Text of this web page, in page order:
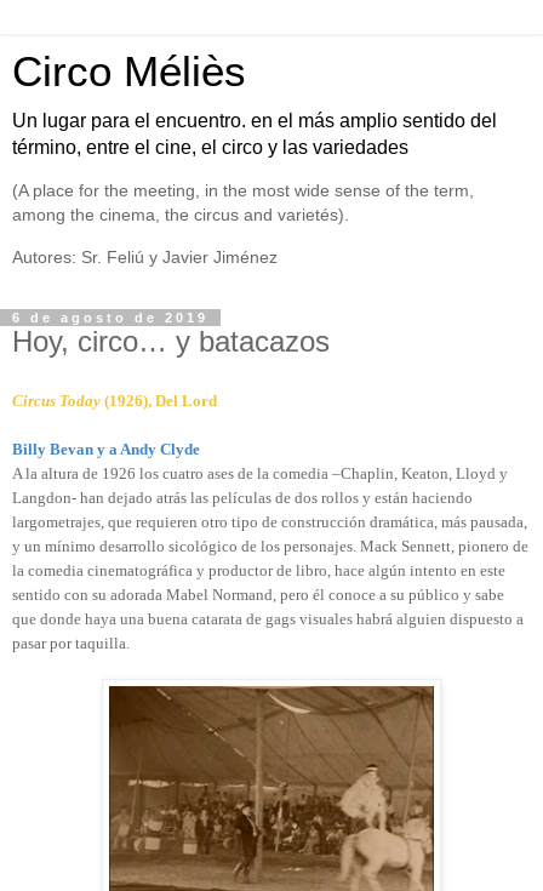
Circo Méliès
Un lugar para el encuentro. en el más amplio sentido del
término, entre el cine, el circo y las variedades
(A place for the meeting, in the most wide sense of the term,
among the cinema, the circus and varietés).
Autores: Sr. Feliú y Javier Jiménez
6 de agosto de 2019
Hoy, circo… y batacazos
Circus Today (1926), Del Lord
Billy Bevan y a Andy Clyde
A la altura de 1926 los cuatro ases de la comedia –Chaplin, Keaton, Lloyd y
Langdon- han dejado atrás las películas de dos rollos y están haciendo
largometrajes, que requieren otro tipo de construcción dramática, más pausada,
y un mínimo desarrollo sicológico de los personajes. Mack Sennett, pionero de
la comedia cinematográfica y productor de libro, hace algún intento en este
sentido con su adorada Mabel Normand, pero él conoce a su público y sabe
que donde haya una buena catarata de gags visuales habrá alguien dispuesto a
pasar por taquilla.